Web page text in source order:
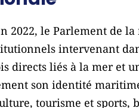
2022, le Parlement de
intervenant
directs liés à la mer et
son identité
tourisme et sports,